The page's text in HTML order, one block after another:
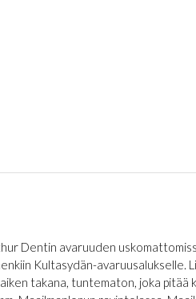
Dentin avaruuden
Kultasydän-
takana, tuntematon, joka pitää